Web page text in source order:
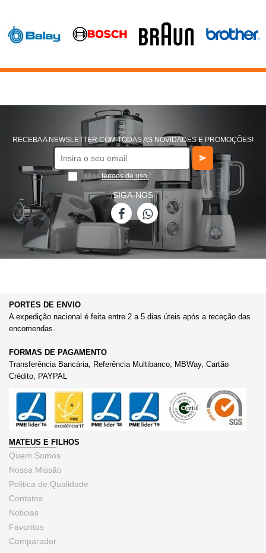
RECEBA A NEWSLETTER COM TODAS AS NOVIDADES E PROMOÇÕES!
Li ostermos de uso *
SIGA-NOS
PORTES DE ENVIO
A expedição nacional é feita entre 2 a 5 dias úteis após a receção das
encomendas.
FORMAS DE PAGAMENTO
Transferência Bancária, Referência Multibanco, MBWay, Cartão
Crédito, PAYPAL
MATEUS E FILHOS
Quem Somos
Nossa Missão
Politica de Qualidade
Contatos
Noticias
Favoritos
Comparador